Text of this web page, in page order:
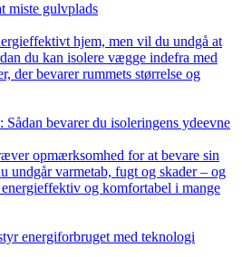
miste gulvplads
hjem, men vil du undgå at
du kan isolere vægge indefra med
der bevarer rummets størrelse og
bevarer du isoleringens ydeevne
opmærksomhed for at bevare sin
undgår varmetab, fugt og skader – og
og komfortabel i mange
energiforbruget med teknologi